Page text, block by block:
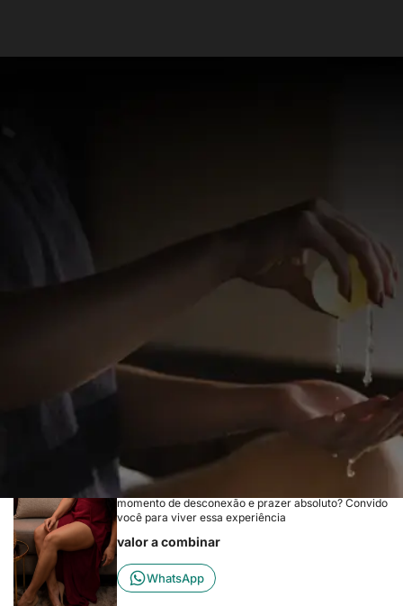
Atendimento em MASSOTERAPIA e ESTÉTICA,
utilizando técnicas como Massagem Relaxante,
Liberação Miofascial, Drenagem e Ventosas
Vila Mariana, São Paulo - SP
Maya Laurent
Experiência Sensorial Exclusiva: Procurando um
momento de desconexão e prazer absoluto? Convido
você para viver essa experiência
valor a combinar
WhatsApp